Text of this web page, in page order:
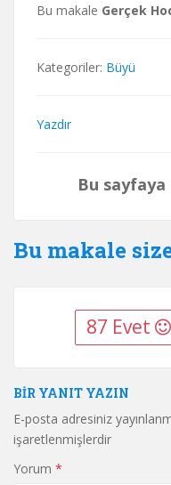
Bu makale Gerçek
Kategoriler: Büyü
Yazdır
Bu
Bu makale
87 Evet
BIR YANIT YAZIN
E-posta adresiniz
işaretlenmişlerdir
Yorum *